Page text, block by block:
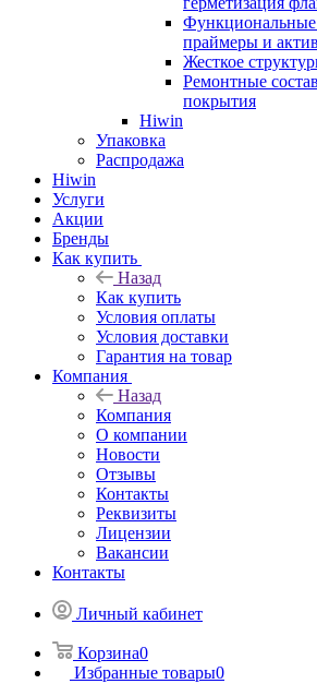
Функциональные
праймеры и
Жесткое
Ремонтные
покрытия
Hiwin
Упаковка
Распродажа
Hiwin
Услуги
Акции
Бренды
Как купить
Назад
Как купить
Условия оплаты
Условия доставки
Гарантия на товар
Компания
Назад
Компания
О компании
Новости
Отзывы
Контакты
Реквизиты
Лицензии
Вакансии
Контакты
Личный кабинет
Корзина0
Избранные товары0